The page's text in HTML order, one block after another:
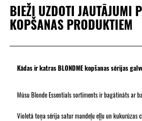
BIEŽI UZDOTI JAUTĀJUMI
KOPŠANAS PRODUKTIEM
Kādas ir katras BLONDME kopšanas sērijas
Mūsu Blonde Essentials sortiments ir bagātināts ar
Violetā toņa sērija satur mandeļu eļļu un kukurūzas